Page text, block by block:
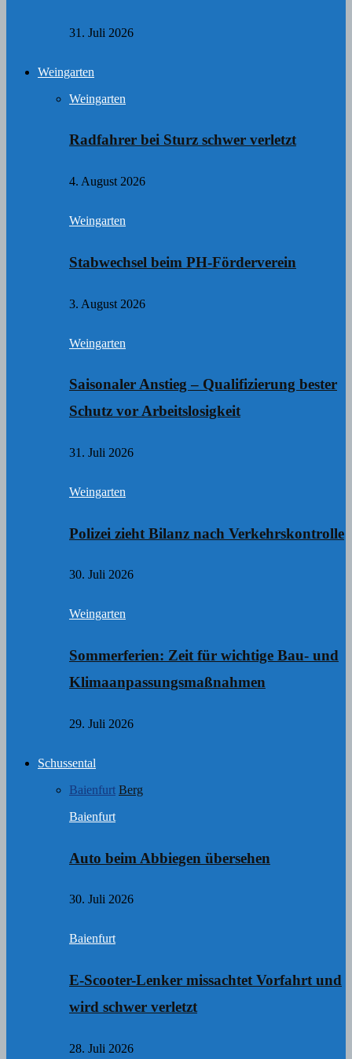
31. Juli 2026
Weingarten
Weingarten
Radfahrer bei Sturz schwer verletzt
4. August 2026
Weingarten
Stabwechsel beim PH-Förderverein
3. August 2026
Weingarten
Saisonaler Anstieg – Qualifizierung bester
Schutz vor Arbeitslosigkeit
31. Juli 2026
Weingarten
Polizei zieht Bilanz nach Verkehrskontrolle
30. Juli 2026
Weingarten
Sommerferien: Zeit für wichtige Bau- und
Klimaanpassungsmaßnahmen
29. Juli 2026
Schussental
Baienfurt Berg
Baienfurt
Auto beim Abbiegen übersehen
30. Juli 2026
Baienfurt
E-Scooter-Lenker missachtet Vorfahrt und
wird schwer verletzt
28. Juli 2026